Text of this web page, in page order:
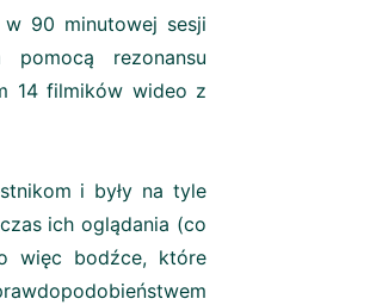
w 90 minutowej sesji
rezonansu
14 filmików wideo z
i były na tyle
ich oglądania (co
więc bodźce, które